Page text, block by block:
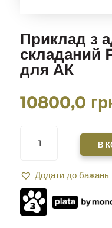
Приклад з
складаний
для АК
10800,0
FAB
DEFENSE
ДЛЯ
АК
В
Додати до бажань